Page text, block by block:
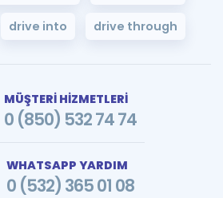
drive into drive through
MÜŞTERİ HİZMETLERİ
0 (850) 532 74 74
WHATSAPP YARDIM
0 (532) 365 01 08